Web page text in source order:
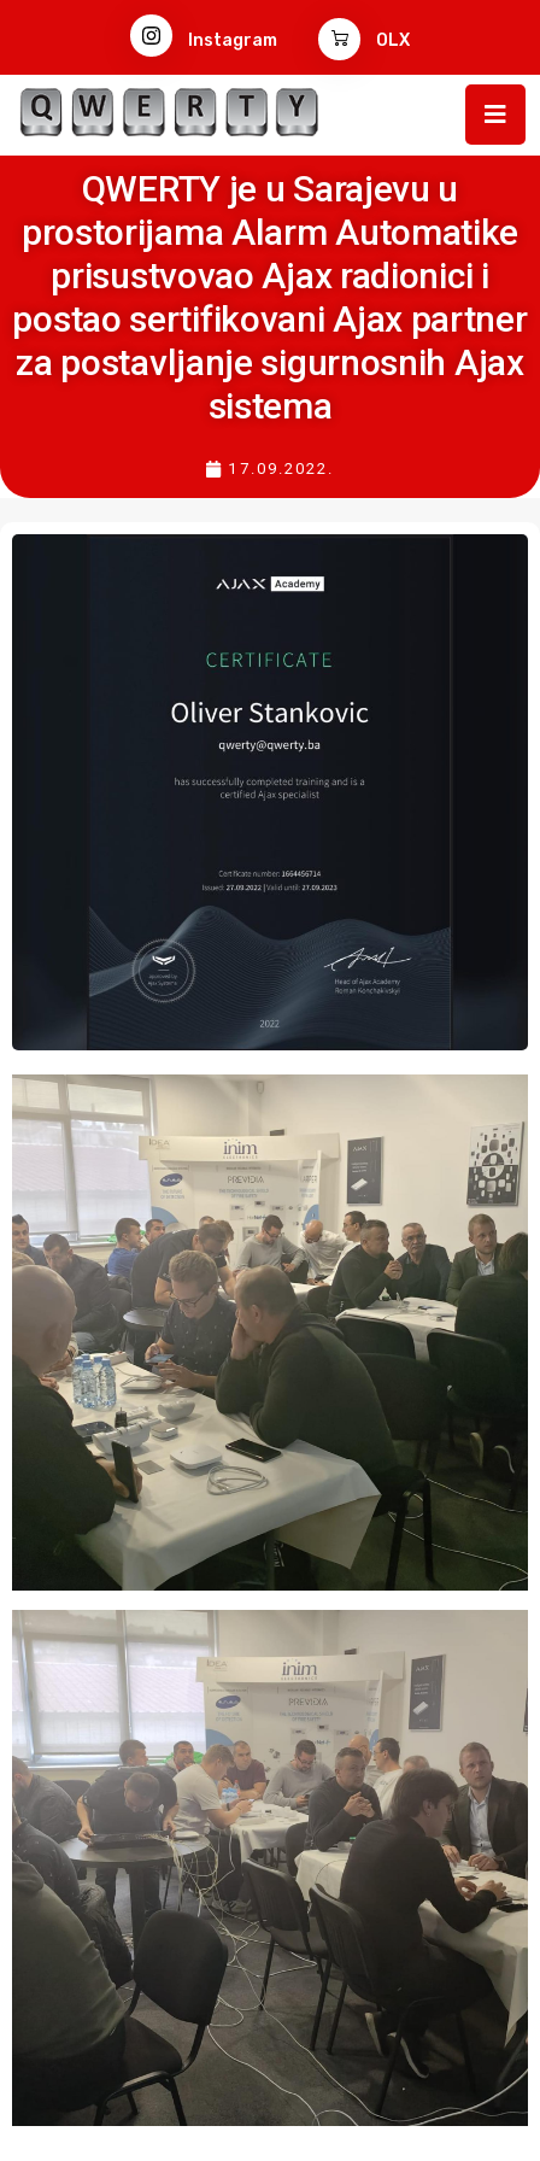
Instagram OLX
QWERTY je u Sarajevu u
prostorijama Alarm Automatike
prisustvovao Ajax radionici i
postao sertifikovani Ajax partner
za postavljanje sigurnosnih Ajax
sistema
17.09.2022.